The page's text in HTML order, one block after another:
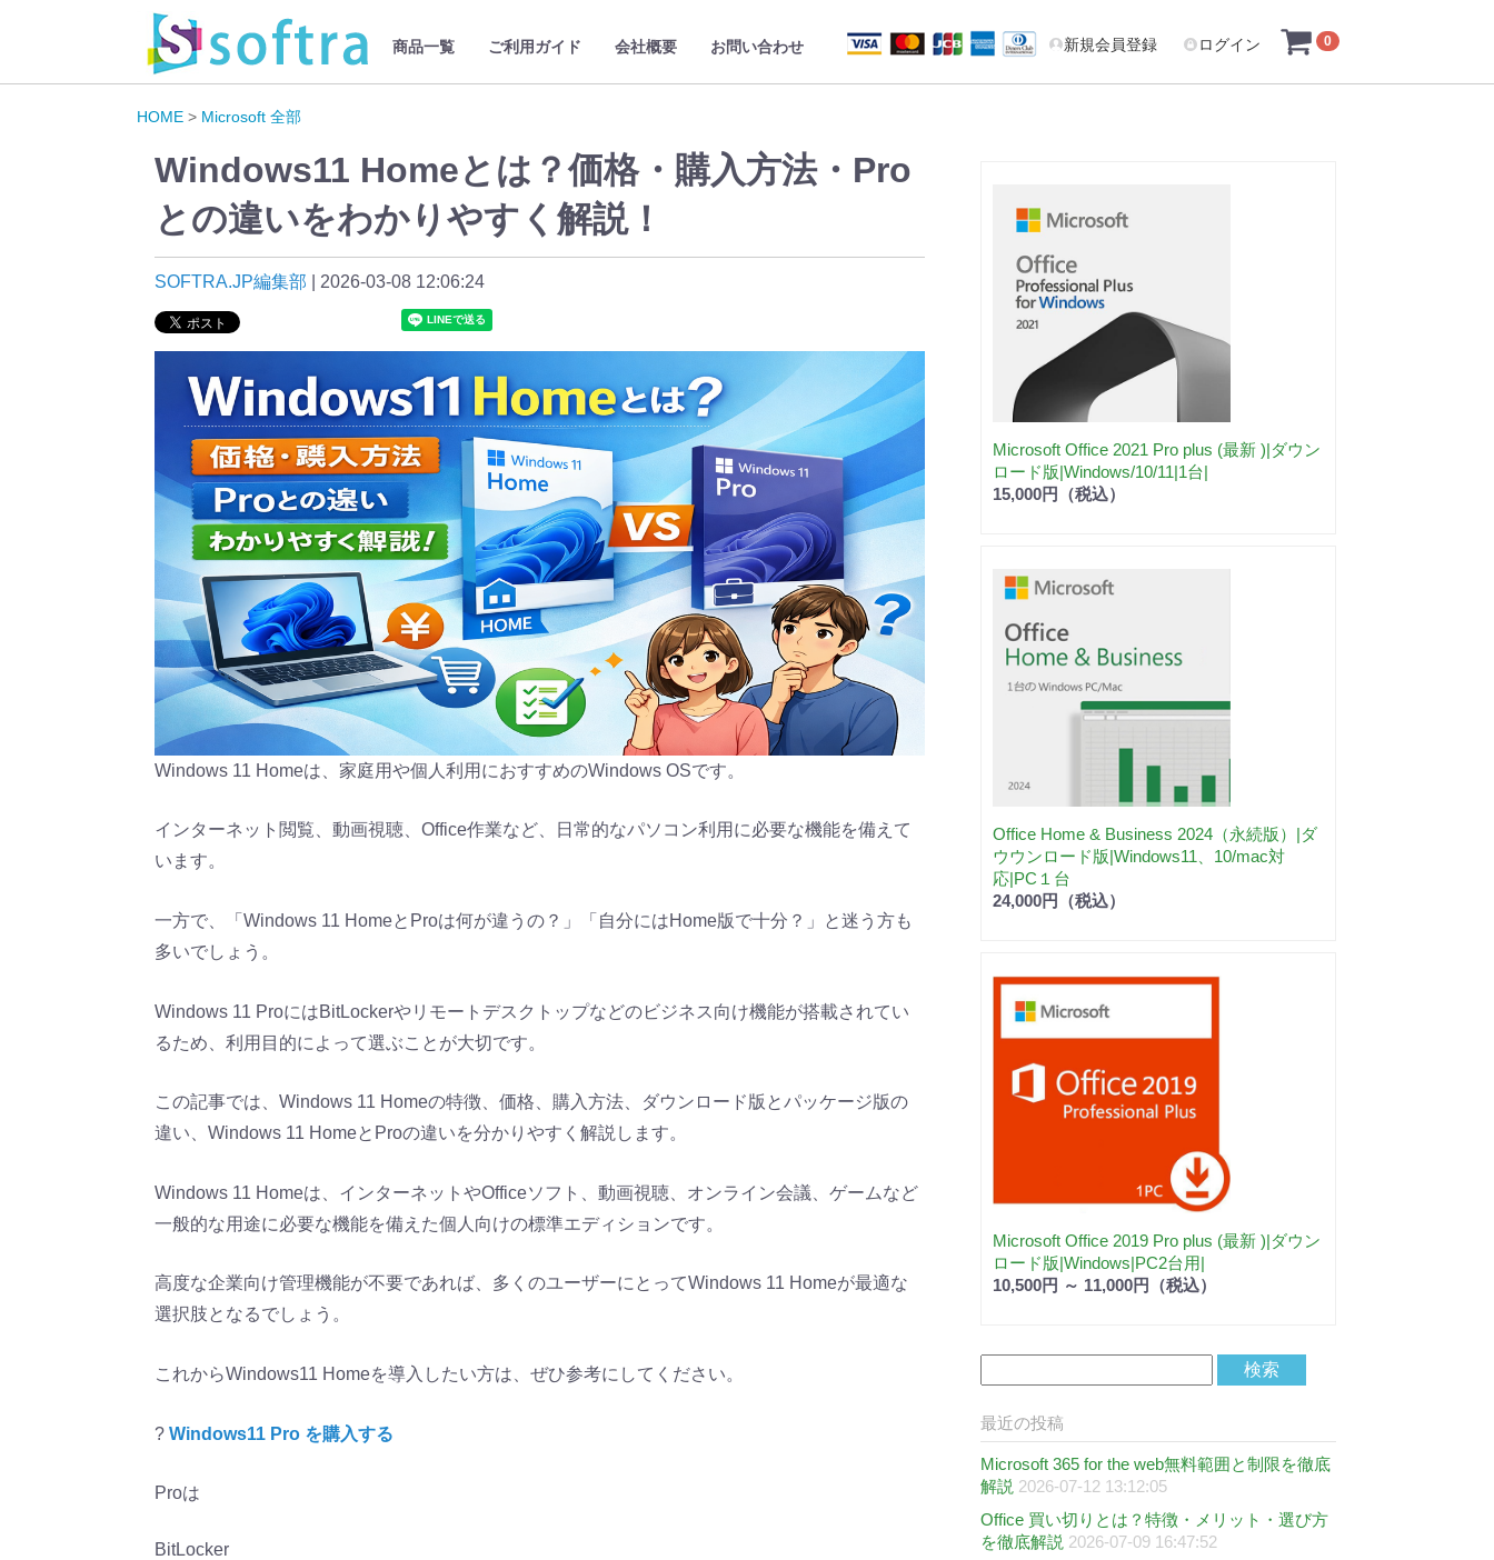
商品一覧 ご利用ガイド 会社概要 お問い合わせ 新規会員登録 ログイン 0
HOME > Microsoft 全部
Windows11 Homeとは？価格・購入方法・Pro
との違いをわかりやすく解説！
SOFTRA.JP編集部 2026-03-08 12:06:24
Windows 11 Homeは、家庭用や個人利用におすすめのWindows OSです。
インターネット閲覧、動画視聴、Office作業など、日常的なパソコン利用に必要な機能を備えて
います。
一方で、「Windows 11 HomeとProは何が違うの？」「自分にはHome版で十分？」と迷う方も
多いでしょう。
Windows 11 ProにはBitLockerやリモートデスクトップなどのビジネス向け機能が搭載されてい
るため、利用目的によって選ぶことが大切です。
この記事では、Windows 11 Homeの特徴、価格、購入方法、ダウンロード版とパッケージ版の
違い、Windows 11 HomeとProの違いを分かりやすく解説します。
Windows 11 Homeは、インターネットやOfficeソフト、動画視聴、オンライン会議、ゲームなど
一般的な用途に必要な機能を備えた個人向けの標準エディションです。
高度な企業向け管理機能が不要であれば、多くのユーザーにとってWindows 11 Homeが最適な
選択肢となるでしょう。
これからWindows11 Homeを導入したい方は、ぜひ参考にしてください。
? Windows11 Pro を購入する
Proは
BitLocker
Microsoft Office 2021 Pro plus (最新 )|ダウン
ロード版|Windows/10/11|1台|
15,000円（税込）
Office Home & Business 2024（永続版）|ダ
ウウンロード版|Windows11、10/mac対
応|PC１台
24,000円（税込）
Microsoft Office 2019 Pro plus (最新 )|ダウン
ロード版|Windows|PC2台用|
10,500円 ～ 11,000円（税込）
最近の投稿
Microsoft 365 for the web無料範囲と制限を徹底
解説 2026-07-12 13:12:05
Office 買い切りとは？特徴・メリット・選び方
を徹底解説 2026-07-09 16:47:52